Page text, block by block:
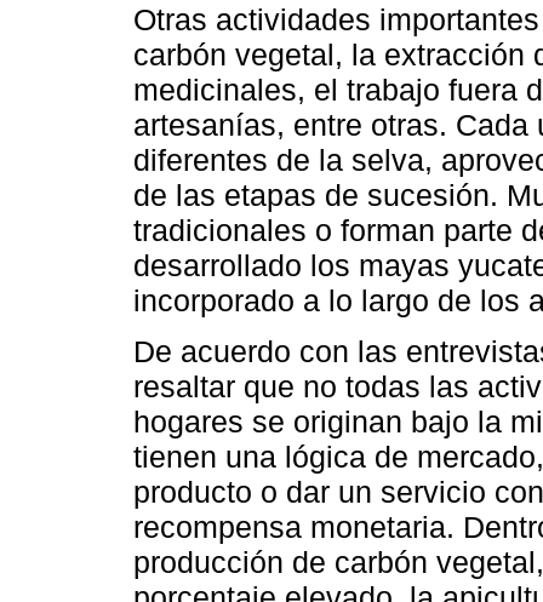
Otras actividades
carbón vegetal, la extracción
medicinales, el trabajo fuera
artesanías, entre otras.
diferentes de la selva,
de las etapas de sucesión.
tradicionales o forman parte
desarrollado los mayas
incorporado a lo largo de los
De acuerdo con las
resaltar que no todas las
hogares se originan bajo la
tienen una lógica de
producto o dar un servicio
recompensa monetaria.
producción de carbón